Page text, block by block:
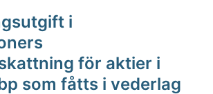
i
för aktier i
som fåtts i vederlag